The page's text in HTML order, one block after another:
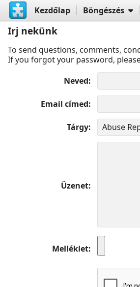
Kezdőlap Böngészés
Irj nekünk
To send questions, comments,
If you forgot your password,
Neved
Email címed
Tárgy
Üzenet
Melléklet